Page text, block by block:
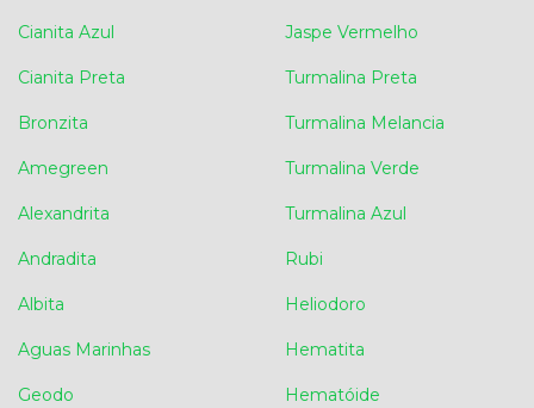
Cianita Azul
Cianita Preta
Bronzita
Amegreen
Alexandrita
Andradita
Albita
Aguas Marinhas
Geodo
Jaspe Vermelho
Turmalina Preta
Turmalina Melancia
Turmalina Verde
Turmalina Azul
Rubi
Heliodoro
Hematita
Hematóide